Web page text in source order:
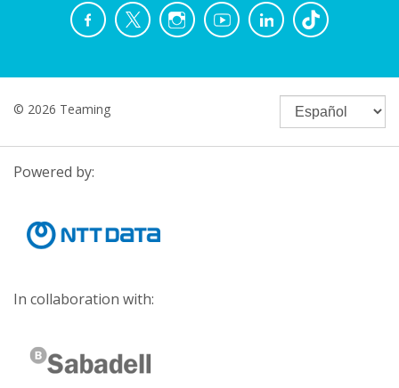
© 2026 Teaming
Powered by:
In collaboration with: